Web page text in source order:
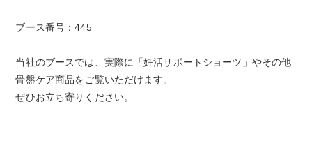
ブース番号：445
当社のブースでは、実際に「妊活サポートショーツ」やその他
骨盤ケア商品をご覧いただけます。
ぜひお立ち寄りください。